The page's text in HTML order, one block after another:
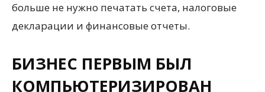
больше не нужно печатать счета, налоговые
декларации и финансовые отчеты.
БИЗНЕС ПЕРВЫМ БЫЛ
КОМПЬЮТЕРИЗИРОВАН